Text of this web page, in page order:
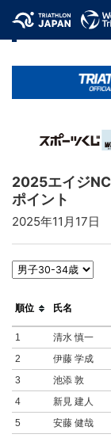
リザルト /
2025エイジ
ポイント
2025年11月17日
順位 氏名
1 清水 慎一
2
伊藤 学成
3
池添 敦
4
新見 建人
5
安藤 健哉